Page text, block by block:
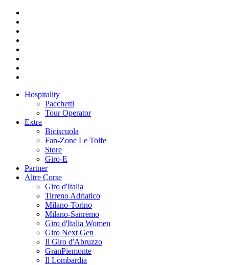
Hospitality
Pacchetti
Tour Operator
Extra
Biciscuola
Fan-Zone Le Tolfe
Store
Giro-E
Partner
Altre Corse
Giro d'Italia
Tirreno Adriatico
Milano-Torino
Milano-Sanremo
Giro d'Italia Women
Giro Next Gen
Il Giro d'Abruzzo
GranPiemonte
Il Lombardia